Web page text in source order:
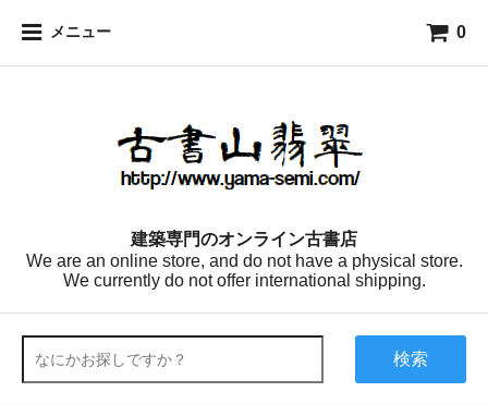
メニュー 0
建築専門のオンライン古書店
We are an online store, and do not have a physical store.
We currently do not offer international shipping.
検索